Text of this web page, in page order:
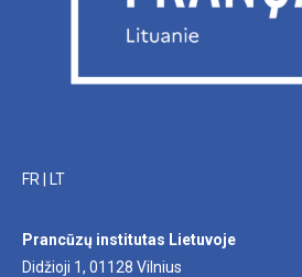
FR | LT
Prancūzų institutas Lietuvoje
Didžioji 1, 01128 Vilnius